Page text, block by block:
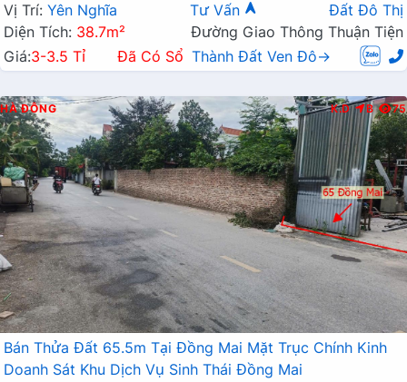
Vị Trí: Yên Nghĩa Tư Vấn
Đất Đô Thị
Diện Tích: 38.7m²
Đường Giao Thông Thuận Tiện
Giá:3-3.5 Tỉ Đã Có Sổ Thành Đất Ven Đô→
HÀ ĐÔNG K.D B 75
Bán Thửa Đất 65.5m Tại Đồng Mai Mặt Trục Chính Kinh
Doanh Sát Khu Dịch Vụ Sinh Thái Đồng Mai